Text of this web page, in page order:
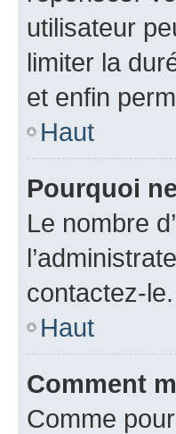
utilisateur
limiter la
et enfin
Haut
Pourquoi
Le nombre
contactez-le.
Haut
Comment
Comme